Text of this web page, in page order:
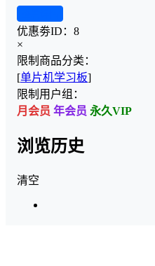
优惠劵ID： 8
×
限制商品分类：
[单片机学习板]
限制用户组：
月会员 年会员 永久VIP
浏览历史
清空